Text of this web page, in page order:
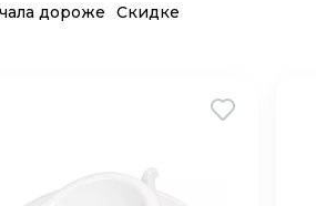
дороже Скидке